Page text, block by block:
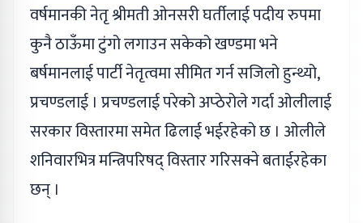
वर्षमानकी नेतृ श्रीमती ओनसरी घर्तीलाई पदीय रुपमा
कुनै ठाऊँमा टुंगो लगाउन सकेको खण्डमा भने
बर्षमानलाई पार्टी नेतृत्वमा सीमित गर्न सजिलो हुन्थ्यो,
प्रचण्डलाई । प्रचण्डलाई परेको अप्ठेरोले गर्दा ओलीलाई
सरकार विस्तारमा समेत ढिलाई भईरहेको छ । ओलीले
शनिवारभित्र मन्त्रिपरिषद् विस्तार गरिसक्ने बताईरहेका
छन् ।